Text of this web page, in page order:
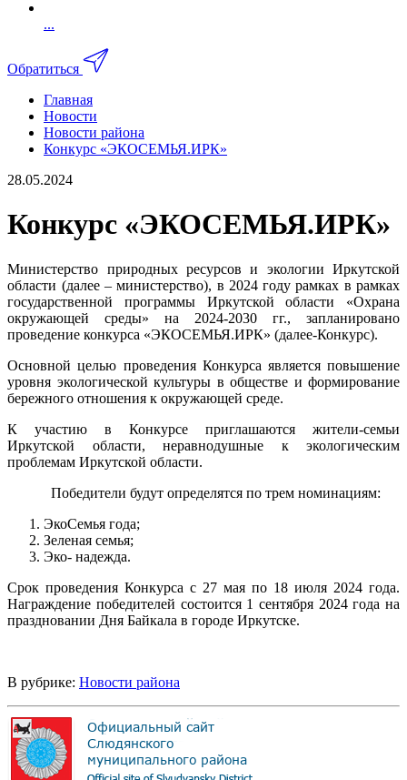
...
Обратиться
Главная
Новости
Новости района
Конкурс «ЭКОСЕМЬЯ.ИРК»
28.05.2024
Конкурс «ЭКОСЕМЬЯ.ИРК»
Министерство природных ресурсов и экологии Иркутской
области (далее – министерство), в 2024 году рамках в рамках
государственной программы Иркутской области «Охрана
окружающей среды» на 2024-2030 гг., запланировано
проведение конкурса «ЭКОСЕМЬЯ.ИРК» (далее-Конкурс).
Основной целью проведения Конкурса является повышение
уровня экологической культуры в обществе и формирование
бережного отношения к окружающей среде.
К участию в Конкурсе приглашаются жители-семьи
Иркутской области, неравнодушные к экологическим
проблемам Иркутской области.
Победители будут определятся по трем номинациям:
ЭкоСемья года;
Зеленая семья;
Эко- надежда.
Срок проведения Конкурса с 27 мая по 18 июля 2024 года.
Награждение победителей состоится 1 сентября 2024 года на
праздновании Дня Байкала в городе Иркутске.
В рубрике: Новости района